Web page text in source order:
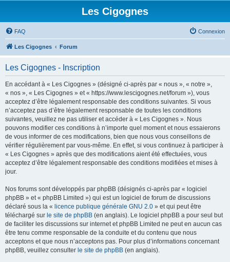
Les Cigognes
FAQ Connexion
Les Cigognes Forum
Les Cigognes - Inscription
En accédant à « Les Cigognes » (désigné ci-après par « nous », « notre »,
« nos », « Les Cigognes » et « https://www.lescigognes.net/forum »), vous
acceptez d’être légalement responsable des conditions suivantes. Si vous
n’acceptez pas d’être légalement responsable de toutes les conditions
suivantes, veuillez ne pas utiliser et accéder à « Les Cigognes ». Nous
pouvons modifier ces conditions à n’importe quel moment et nous essaierons
de vous informer de ces modifications, bien que nous vous conseillons de
vérifier régulièrement par vous-même. En effet, si vous continuez à participer à
« Les Cigognes » après que des modifications aient été effectuées, vous
acceptez d’être légalement responsable des conditions modifiées et mises à
jour.
Nos forums sont développés par phpBB (désignés ci-après par « logiciel
phpBB » et « phpBB Limited ») qui est un logiciel de forum de discussions
déclaré sous la « licence publique générale GNU 2.0 » et qui peut être
téléchargé sur le site de phpBB (en anglais). Le logiciel phpBB a pour seul but
de faciliter les discussions sur internet et phpBB Limited ne peut en aucun cas
être tenu comme responsable de la conduite et du contenu que nous
acceptons et que nous n’acceptons pas. Pour plus d’informations concernant
phpBB, veuillez consulter le site de phpBB (en anglais).